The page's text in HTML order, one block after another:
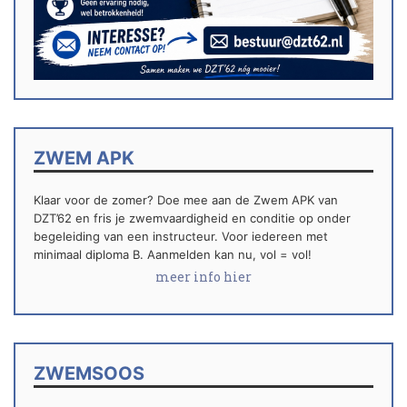
ZWEM APK
Klaar voor de zomer? Doe mee aan de Zwem APK van
DZT’62 en fris je zwemvaardigheid en conditie op onder
begeleiding van een instructeur. Voor iedereen met
minimaal diploma B. Aanmelden kan nu, vol = vol!
meer info hier
ZWEMSOOS